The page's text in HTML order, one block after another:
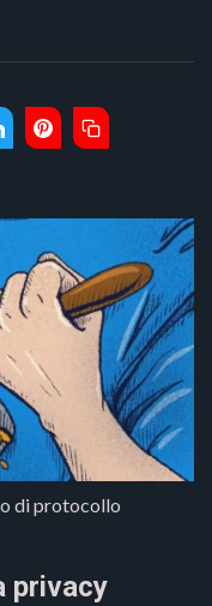
di protocollo
privacy